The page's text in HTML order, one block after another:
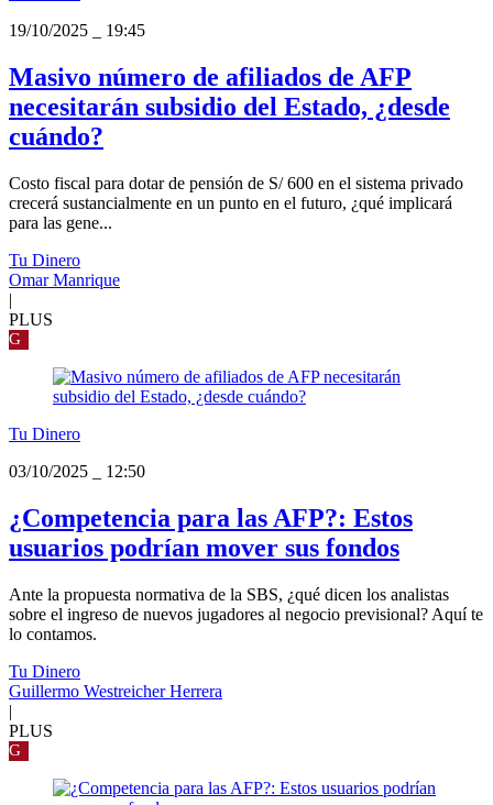
19/10/2025
19:45
Masivo número de afiliados de AFP
necesitarán subsidio del Estado, ¿desde
cuándo?
Costo fiscal para dotar de pensión de S/ 600 en el sistema privado
crecerá sustancialmente en un punto en el futuro, ¿qué implicará
para las gene...
Tu Dinero
Omar Manrique
|
PLUS
G
Tu Dinero
03/10/2025
12:50
¿Competencia para las AFP?: Estos
usuarios podrían mover sus fondos
Ante la propuesta normativa de la SBS, ¿qué dicen los analistas
sobre el ingreso de nuevos jugadores al negocio previsional? Aquí te
lo contamos.
Tu Dinero
Guillermo Westreicher Herrera
|
PLUS
G